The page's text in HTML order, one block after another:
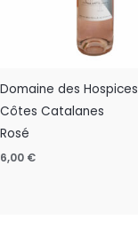
Domaine des Hospices
Côtes Catalanes
Rosé
6,00 €